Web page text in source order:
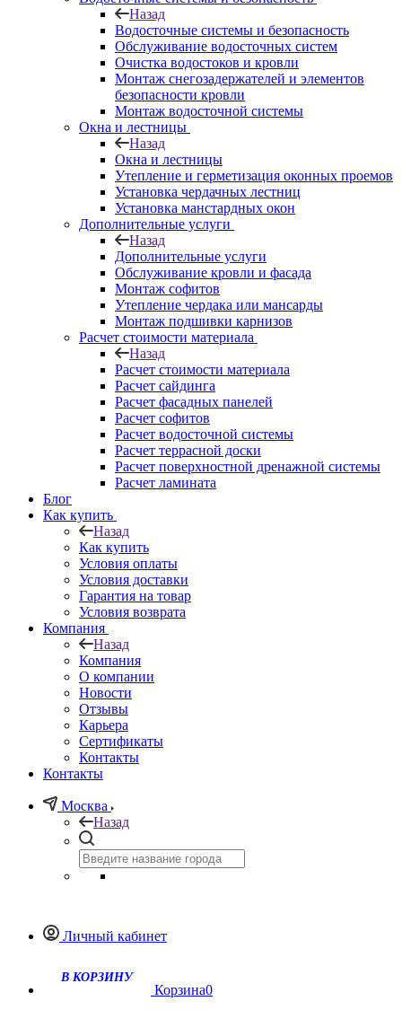
Назад
Водосточные системы и безопасность
Обслуживание водосточных систем
Очистка водостоков и кровли
Монтаж снегозадержателей и элементов
безопасности кровли
Монтаж водосточной системы
Окна и лестницы
Назад
Окна и лестницы
Утепление и герметизация оконных проемов
Установка чердачных лестниц
Установка манстардных окон
Дополнительные услуги
Назад
Дополнительные услуги
Обслуживание кровли и фасада
Монтаж софитов
Утепление чердака или мансарды
Монтаж подшивки карнизов
Расчет стоимости материала
Назад
Расчет стоимости материала
Расчет сайдинга
Расчет фасадных панелей
Расчет софитов
Расчет водосточной системы
Расчет террасной доски
Расчет поверхностной дренажной системы
Расчет ламината
Блог
Как купить
Назад
Как купить
Условия оплаты
Условия доставки
Гарантия на товар
Условия возврата
Компания
Назад
Компания
О компании
Новости
Отзывы
Карьера
Сертификаты
Контакты
Контакты
Москва
Назад
Личный кабинет
Корзина0